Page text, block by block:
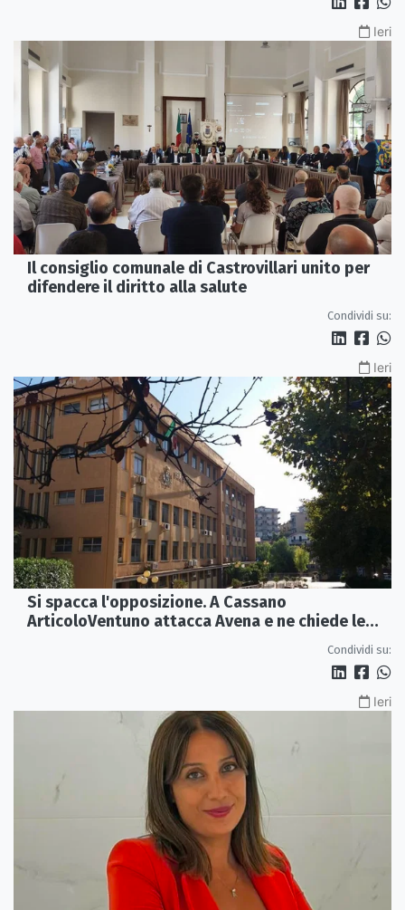
Ieri
Il consiglio comunale di Castrovillari unito per
difendere il diritto alla salute
Condividi su:
Ieri
Si spacca l'opposizione. A Cassano
ArticoloVentuno attacca Avena e ne chiede le
Condividi su:
Ieri